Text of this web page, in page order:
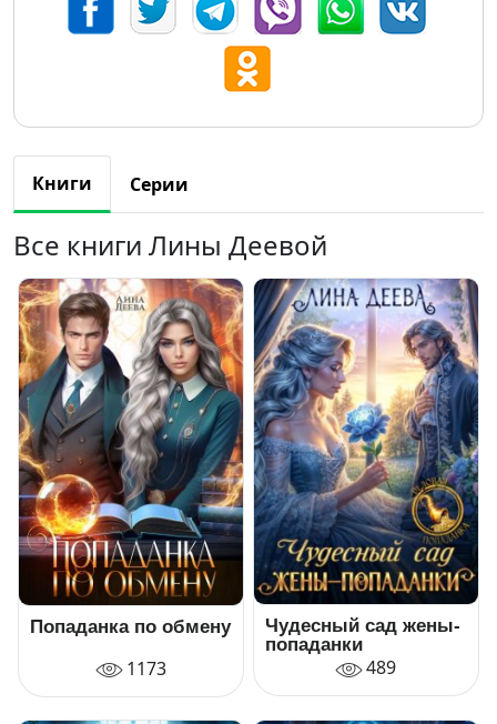
Книги Серии
Все книги Лины Деевой
Попаданка по обмену
1173
Чудесный сад жены-
попаданки
489